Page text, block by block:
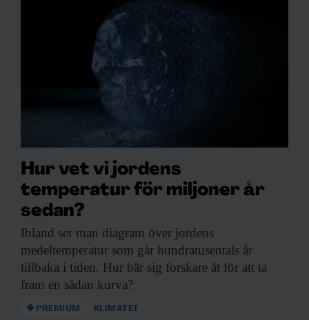
Hur vet vi jordens
temperatur för miljoner år
sedan?
Ibland ser man diagram över jordens
medeltemperatur som går hundratusentals år
tillbaka i tiden. Hur bär sig forskare åt för att ta
fram en sådan kurva?
PREMIUM KLIMATET